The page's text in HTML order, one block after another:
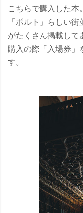
こちらで購入した本。
「ポルト」らしい
がたくさん掲載して
購入の際「入場券」
す。